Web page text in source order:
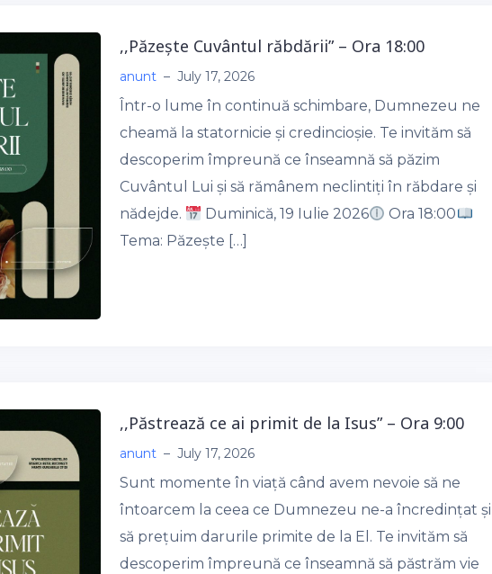
,,Păzește Cuvântul răbdării” – Ora 18:00
anunt – July 17, 2026
Într-o lume în continuă schimbare, Dumnezeu ne
cheamă la statornicie și credincioșie. Te invităm să
descoperim împreună ce înseamnă să păzim
Cuvântul Lui și să rămânem neclintiți în răbdare și
nădejde.
Duminică, 19 Iulie 2026
Ora 18:00
Tema: Păzește […]
,,Păstrează ce ai primit de la Isus” – Ora 9:00
anunt – July 17, 2026
Sunt momente în viață când avem nevoie să ne
întoarcem la ceea ce Dumnezeu ne-a încredințat și
să prețuim darurile primite de la El. Te invităm să
descoperim împreună ce înseamnă să păstrăm vie